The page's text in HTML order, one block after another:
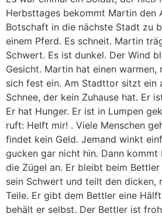
Herbsttages bekommt Martin den
Botschaft in die nächste Stadt zu
einem Pferd. Es schneit. Martin
Schwert. Es ist dunkel. Der Wind
Gesicht. Martin hat einen warmen,
sich fest ein. Am Stadttor sitzt ein
Schnee, der kein Zuhause hat. Er
Er hat Hunger. Er ist in Lumpen
ruft: Helft mir! . Viele Menschen
findet kein Geld. Jemand winkt
gucken gar nicht hin. Dann
die Zügel an. Er bleibt beim
sein Schwert und teilt den dicken,
Teile. Er gibt dem Bettler eine
behält er selbst. Der Bettler ist